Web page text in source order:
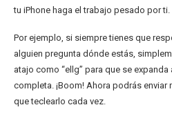
tu iPhone haga el trabajo pesado por ti.
Por ejemplo, si siempre tienes que
alguien pregunta dónde estás,
atajo como “ellg” para que se
completa. ¡Boom! Ahora podrás
que teclearlo cada vez.